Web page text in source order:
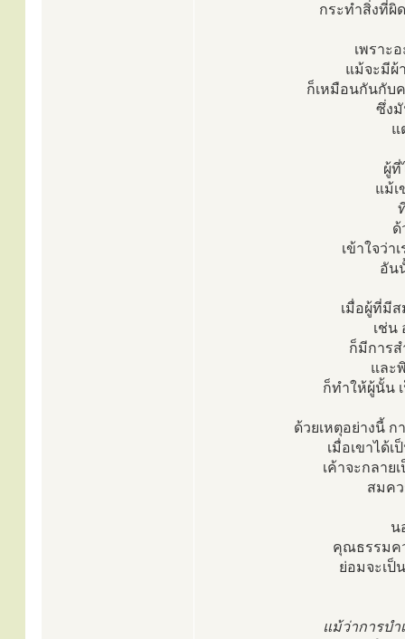
กระทำสิ่งที่ผิ
เพราะ
แม้จะมีผ้
ก็เหมือนกันกับ
ซึ่งมั
แ
ผู้ที่
แม้เ
ด้
เข้าใจว่า
อัน
เมื่อผู้ที่มีส
เช่น
ก็มีการส
และ
ก็ทำให้ผู้นั้น
ด้วยเหตุอย่างนี้
เมื่อเขาได้
เค้าจะกลา
สมค
น
คุณธรรมค
ย่อมจะเป็
แม้ว่าการบ